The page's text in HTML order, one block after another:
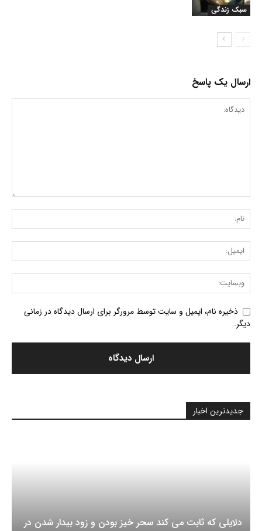
سبک زندگی
ارسال یک پاسخ
ذخیره نام، ایمیل و سایت توسط مرورگر برای ارسال دیدگاه در زمانی
دیگر.
جدیدترین اخبار
دلایلی که ثابت می کند سحر خیز بودن و زود بیدار شدن در